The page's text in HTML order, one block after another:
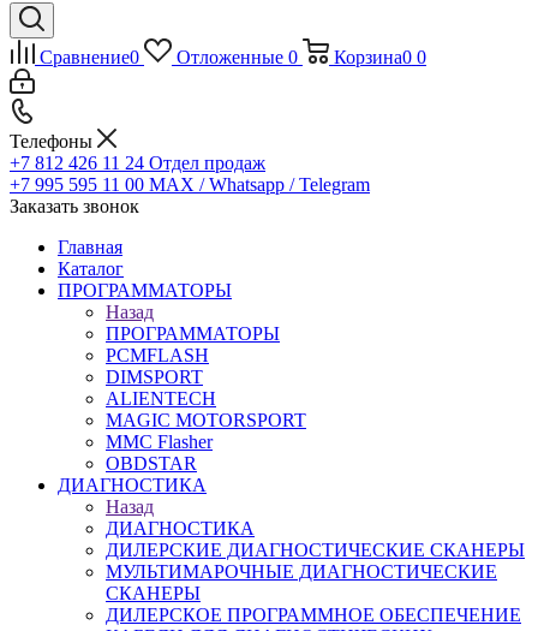
Сравнение0 Отложенные 0 Корзина0 0
Телефоны
+7 812 426 11 24 Отдел продаж
+7 995 595 11 00 MAX / Whatsapp / Telegram
Заказать звонок
Главная
Каталог
ПРОГРАММАТОРЫ
Назад
ПРОГРАММАТОРЫ
PCMFLASH
DIMSPORT
ALIENTECH
MAGIC MOTORSPORT
MMC Flasher
OBDSTAR
ДИАГНОСТИКА
Назад
ДИАГНОСТИКА
ДИЛЕРСКИЕ ДИАГНОСТИЧЕСКИЕ СКАНЕРЫ
МУЛЬТИМАРОЧНЫЕ ДИАГНОСТИЧЕСКИЕ
СКАНЕРЫ
ДИЛЕРСКОЕ ПРОГРАММНОЕ ОБЕСПЕЧЕНИЕ